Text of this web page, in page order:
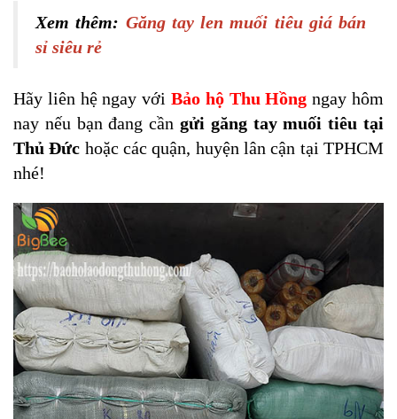
Xem thêm: Găng tay len muối tiêu giá bán
sỉ siêu rẻ
Hãy liên hệ ngay với Bảo hộ Thu Hồng ngay hôm
nay nếu bạn đang cần gửi găng tay muối tiêu tại
Thủ Đức hoặc các quận, huyện lân cận tại TPHCM
nhé!